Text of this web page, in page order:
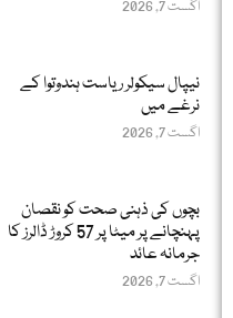
اگست 7, 2026
نیپال سیکولر ریاست ہندوتوا کے
نرغے میں
اگست 7, 2026
بچوں کی ذہنی صحت کو نقصان
پہنچانے پر میٹا پر 57 کروڑ ڈالرز کا
جرمانہ عائد
اگست 7, 2026